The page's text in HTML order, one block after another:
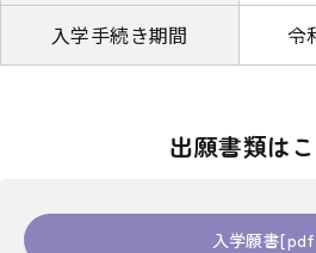
入学手続き期間 令
出願書類は
入学願書